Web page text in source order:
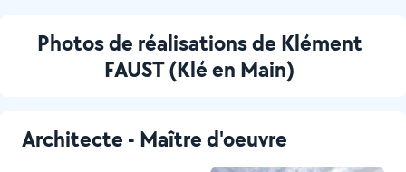
Photos de réalisations de Klément
FAUST (Klé en Main)
Architecte - Maître d'oeuvre